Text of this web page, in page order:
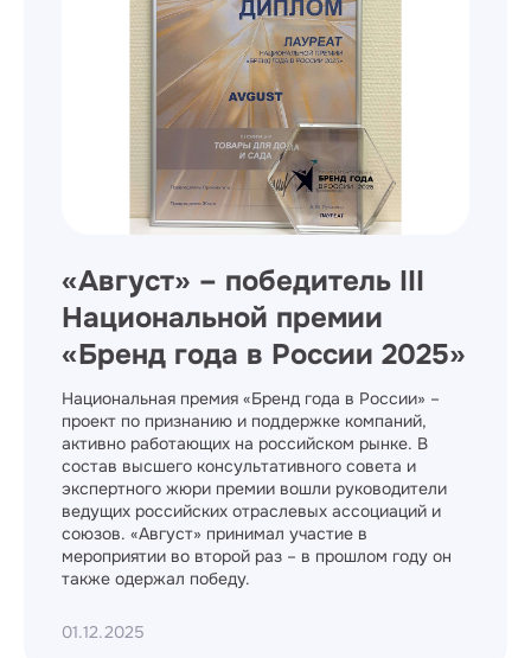
«Август» – победитель III
Национальной премии
«Бренд года в России 2025»
Национальная премия «Бренд года в России» –
проект по признанию и поддержке компаний,
активно работающих на российском рынке. В
состав высшего консультативного совета и
экспертного жюри премии вошли руководители
ведущих российских отраслевых ассоциаций и
союзов. «Август» принимал участие в
мероприятии во второй раз – в прошлом году он
также одержал победу.
01.12.2025